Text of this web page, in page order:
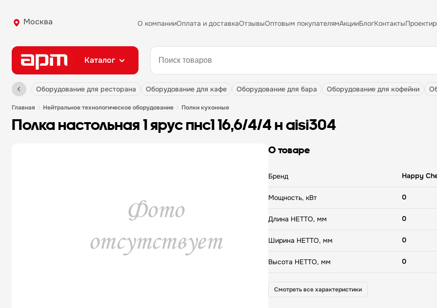
Москва О компанииОплата и доставкаОтзывыОптовым покупателямАкцииБлогКонтакты
Каталог
оборудование для ресторана оборудование для кафе оборудование для бара оборудование для кофейни
главная нейтральное технологическое оборудование полки кухонные
полка настольная 1 ярус пнс1 16,6/4/4 н aisi304
О товаре
Бренд Happy
Мощность, кВт 0
Длина НЕТТО, мм 0
Ширина НЕТТО, мм 0
Высота НЕТТО, мм 0
Смотреть все характеристики